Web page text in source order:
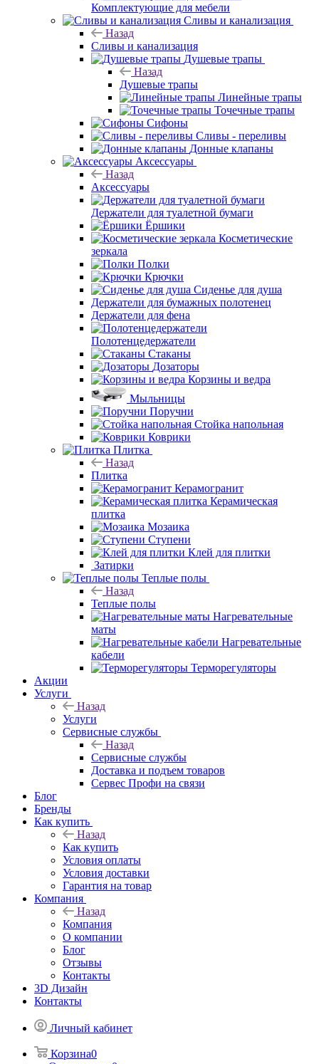
Комплектующие для мебели
Сливы и канализация
Назад
Сливы и канализация
Душевые трапы
Назад
Душевые трапы
Линейные трапы
Точечные трапы
Сифоны
Сливы - переливы
Донные клапаны
Аксессуары
Назад
Аксессуары
Держатели для туалетной бумаги
Ёршики
Косметические
зеркала
Полки
Крючки
Сиденье для душа
Держатели для бумажных полотенец
Держатели для фена
Полотенцедержатели
Стаканы
Дозаторы
Корзины и ведра
Мыльницы
Поручни
Стойка напольная
Коврики
Плитка
Назад
Плитка
Керамогранит
Керамическая
плитка
Мозаика
Ступени
Клей для плитки
Теплые полы
Назад
Теплые полы
Нагревательные
маты
Нагревательные
кабели
Терморегуляторы
Акции
Услуги
Назад
Услуги
Сервисные службы
Назад
Сервисные службы
Доставка и подъем товаров
Сервес Профи на связи
Блог
Бренды
Как купить
Назад
Как купить
Условия оплаты
Условия доставки
Гарантия на товар
Компания
Назад
Компания
О компании
Блог
Отзывы
Контакты
3D Дизайн
Контакты
Личный кабинет
Корзина0